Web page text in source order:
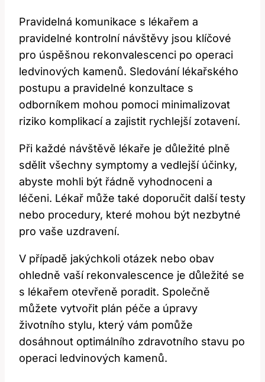
Pravidelná komunikace s lékařem a
pravidelné kontrolní návštěvy jsou klíčové
pro úspěšnou rekonvalescenci po operaci
ledvinových kamenů. Sledování lékařského
postupu a pravidelné konzultace s
odborníkem mohou pomoci minimalizovat
riziko komplikací a zajistit rychlejší zotavení.
Při každé návštěvě lékaře je důležité plně
sdělit všechny symptomy a vedlejší účinky,
abyste mohli být řádně vyhodnoceni a
léčeni. Lékař může také doporučit další testy
nebo procedury, které mohou být nezbytné
pro vaše uzdravení.
V případě jakýchkoli otázek nebo obav
ohledně vaší rekonvalescence je důležité se
s lékařem otevřeně poradit. Společně
můžete vytvořit plán péče a úpravy
životního stylu, který vám pomůže
dosáhnout optimálního zdravotního stavu po
operaci ledvinových kamenů.